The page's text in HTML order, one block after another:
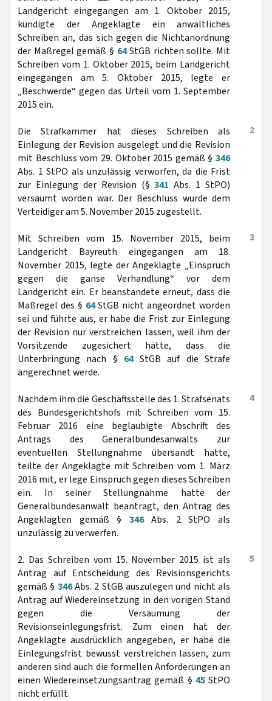
Landgericht eingegangen am 1. Oktober 2015,
kündigte der Angeklagte ein anwaltliches
Schreiben an, das sich gegen die Nichtanordnung
der Maßregel gemäß § 64StGB richten sollte. Mit
Schreiben vom 1. Oktober 2015, beim Landgericht
eingegangen am 5. Oktober 2015, legte er
„Beschwerde“ gegen das Urteil vom 1. September
2015 ein.
2
Die Strafkammer hat dieses Schreiben als
Einlegung der Revision ausgelegt und die Revision
mit Beschluss vom 29. Oktober 2015 gemäß § 346
Abs. 1 StPO als unzulässig verworfen, da die Frist
zur Einlegung der Revision (§341 Abs. 1 StPO)
versäumt worden war. Der Beschluss wurde dem
Verteidiger am 5. November 2015 zugestellt.
3
Mit Schreiben vom 15. November 2015, beim
Landgericht Bayreuth eingegangen am 18.
November 2015, legte der Angeklagte „Einspruch
gegen die ganse Verhandlung“ vor dem
Landgericht ein. Er beanstandete erneut, dass die
Maßregel des § 64StGB nicht angeordnet worden
sei und führte aus, er habe die Frist zur Einlegung
der Revision nur verstreichen lassen, weil ihm der
Vorsitzende zugesichert hätte, dass die
Unterbringung nach § 64StGB auf die Strafe
angerechnet werde.
4
Nachdem ihm die Geschäftsstelle des 1. Strafsenats
des Bundesgerichtshofs mit Schreiben vom 15.
Februar 2016 eine beglaubigte Abschrift des
Antrags des Generalbundesanwalts zur
eventuellen Stellungnahme übersandt hatte,
teilte der Angeklagte mit Schreiben vom 1. März
2016 mit, er lege Einspruch gegen dieses Schreiben
ein. In seiner Stellungnahme hatte der
Generalbundesanwalt beantragt, den Antrag des
Angeklagten gemäß § 346Abs. 2 StPO als
unzulässig zu verwerfen.
5
2. Das Schreiben vom 15. November 2015 ist als
Antrag auf Entscheidung des Revisionsgerichts
gemäß § 346Abs. 2 StGB auszulegen und nicht als
Antrag auf Wiedereinsetzung in den vorigen Stand
gegen die Versäumung der
Revisionseinlegungsfrist. Zum einen hat der
Angeklagte ausdrücklich angegeben, er habe die
Einlegungsfrist bewusst verstreichen lassen, zum
anderen sind auch die formellen Anforderungen an
einen Wiedereinsetzungsantrag gemäß § 45StPO
nicht erfüllt.